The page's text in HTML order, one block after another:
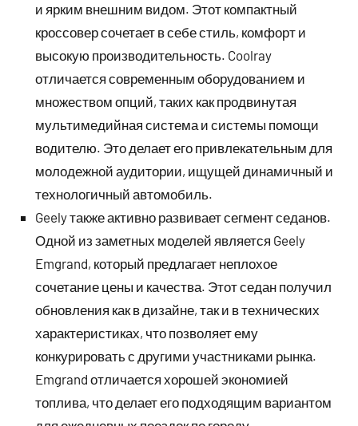
и ярким внешним видом. Этот компактный
кроссовер сочетает в себе стиль, комфорт и
высокую производительность. Coolray
отличается современным оборудованием и
множеством опций, таких как продвинутая
мультимедийная система и системы помощи
водителю. Это делает его привлекательным для
молодежной аудитории, ищущей динамичный и
технологичный автомобиль.
Geely также активно развивает сегмент седанов.
Одной из заметных моделей является Geely
Emgrand, который предлагает неплохое
сочетание цены и качества. Этот седан получил
обновления как в дизайне, так и в технических
характеристиках, что позволяет ему
конкурировать с другими участниками рынка.
Emgrand отличается хорошей экономией
топлива, что делает его подходящим вариантом